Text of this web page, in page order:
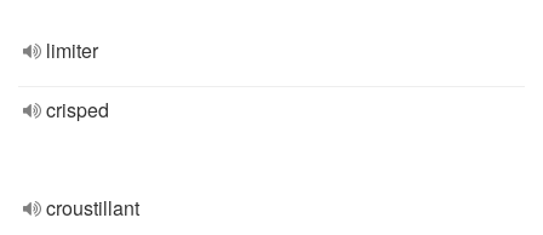
limiter
crisped
croustillant